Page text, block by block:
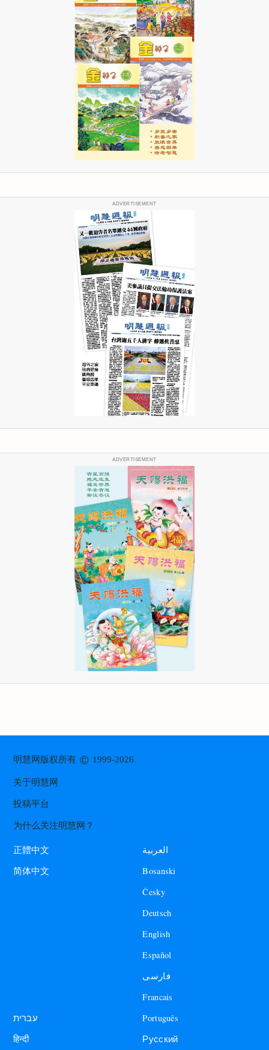
ADVERTISEMENT
ADVERTISEMENT
明慧网版权所有© 1999-2026
关于明慧网
投稿平台
为什么关注明慧网？
正體中文
简体中文
العربية
Bosanski
Česky
Deutsch
English
Español
فارسی
Francais
עברית
हिन्दी
Português
Русский